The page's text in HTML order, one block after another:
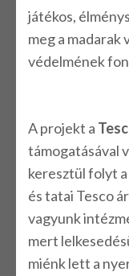
játékos,
meg a madarak
védelmének
A projekt a
támogatásával
keresztül folyt
és tatai Tesco
vagyunk
mert
miénk lett a